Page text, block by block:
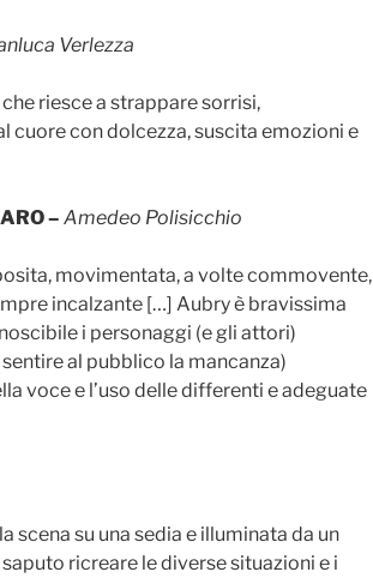
Verlezza
riesce a strappare sorrisi,
cuore con dolcezza, suscita emozioni e
– Amedeo Polisicchio
movimentata, a volte commovente,
incalzante […] Aubry è bravissima
i personaggi (e gli attori)
al pubblico la mancanza)
voce e l’uso delle differenti e adeguate
scena su una sedia e illuminata da un
ricreare le diverse situazioni e i